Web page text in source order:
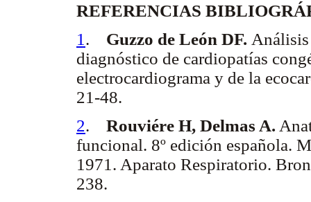
REFERENCIAS
1 . Guzzo de León DF. Análisis
diagnóstico de cardiopatías
electrocardiograma y de la
21-48.
2. Rouviére H, Delmas A.
funcional. 8º edición española.
1971. Aparato Respiratorio.
238.